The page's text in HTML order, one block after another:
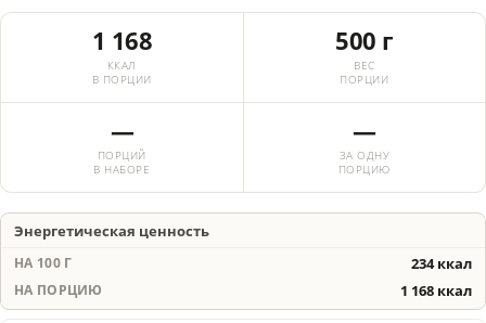
1 168
ККАЛ
В ПОРЦИИ
500 г
ВЕС
ПОРЦИИ
—
ПОРЦИЙ
В НАБОРЕ
—
ЗА ОДНУ
ПОРЦИЮ
Энергетическая ценность
234 ккал
1 168 ккал